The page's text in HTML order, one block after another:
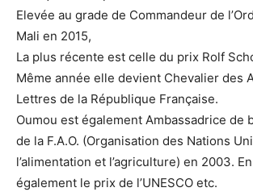
Elevée au grade de Commandeur de
Mali en 2015,
La plus récente est celle du prix Rolf
Même année elle devient Chevalier des
Lettres de la République Française.
Oumou est également Ambassadrice de
de la F.A.O. (Organisation des Nations
l’alimentation et l’agriculture) en 2003.
également le prix de l’UNESCO etc.